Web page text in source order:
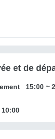
et de
15:00 ~
10:00